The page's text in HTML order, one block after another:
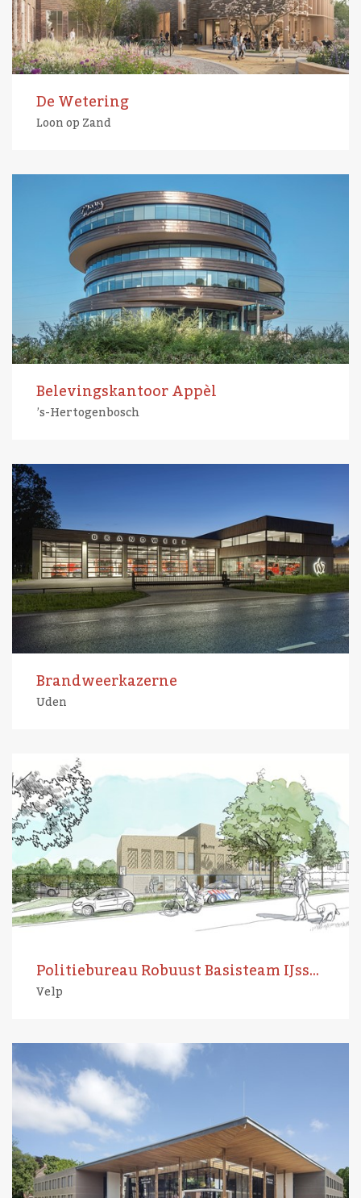
De Wetering
Loon op Zand
Belevingskantoor Appèl
’s-Hertogenbosch
Brandweerkazerne
Uden
Politiebureau Robuust Basisteam IJsselwaarden
Velp